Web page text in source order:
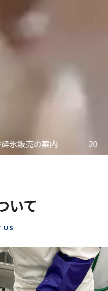
替機設置について
いて
US